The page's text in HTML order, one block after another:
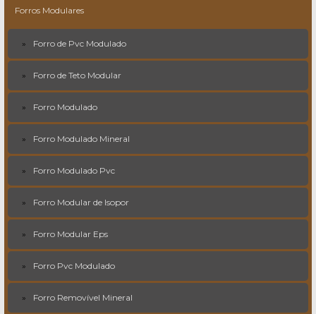
Forros Modulares
Forro de Pvc Modulado
Forro de Teto Modular
Forro Modulado
Forro Modulado Mineral
Forro Modulado Pvc
Forro Modular de Isopor
Forro Modular Eps
Forro Pvc Modulado
Forro Removível Mineral